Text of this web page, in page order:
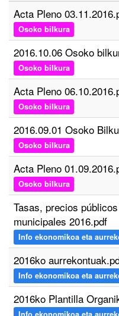
Acta Pleno
Osoko bilkura
2016.10.06 Osoko
Osoko bilkura
Acta Pleno
Osoko bilkura
2016.09.01 Osoko
Osoko bilkura
Acta Pleno
Osoko bilkura
Tasas, precios
municipales 2016.pdf
Info ekonomikoa eta
2016ko
Info ekonomikoa eta
2016ko Plantilla